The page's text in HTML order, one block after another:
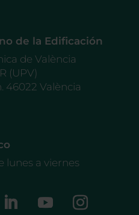
de la Edificación
de València
(UPV)
46022 València
lunes a viernes